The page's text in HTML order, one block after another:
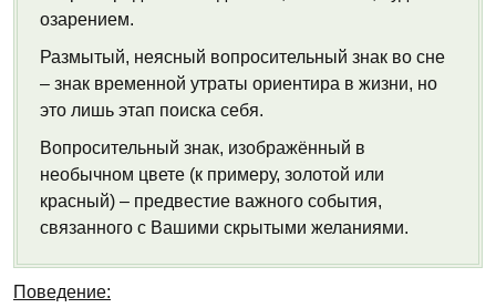
озарением.
Размытый, неясный вопросительный знак во сне
– знак временной утраты ориентира в жизни, но
это лишь этап поиска себя.
Вопросительный знак, изображённый в
необычном цвете (к примеру, золотой или
красный) – предвестие важного события,
связанного с Вашими скрытыми желаниями.
Поведение: